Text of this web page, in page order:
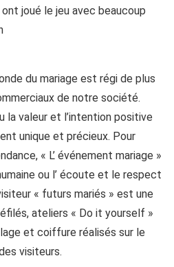
joué le jeu avec beaucoup
du mariage est régi de plus
de notre société.
la valeur et l’intention positive
unique et précieux. Pour
« L’ événement mariage »
ou l’ écoute et le respect
« futurs mariés » est une
ateliers « Do it yourself »
et coiffure réalisés sur le
visiteurs.